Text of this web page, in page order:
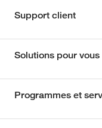
Support client
Solutions pour vous
Programmes et